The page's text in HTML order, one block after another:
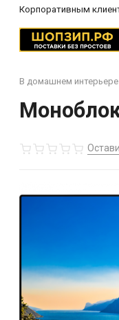
Корпоративным
В домашнем интерьере